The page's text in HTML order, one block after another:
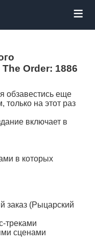
≡
Order: 1886
обзавестись еще
на этот раз
включает в
в которых
заказ (Рыцарский
треками
сценами